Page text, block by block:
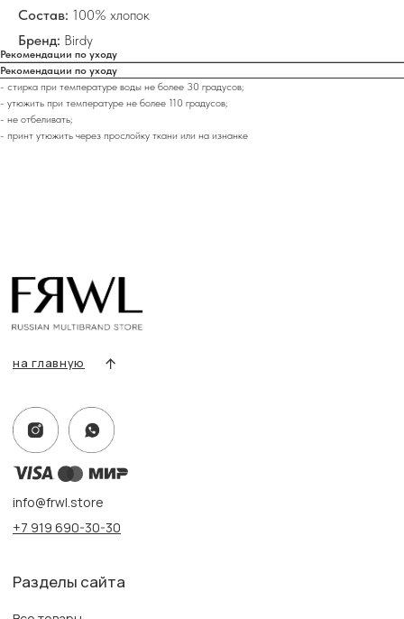
Состав: 100% хлопок
Бренд: Birdy
Рекомендации по уходу
Рекомендации по уходу
- стирка при температуре воды не более 30 градусов;
- утюжить при температуре не более 110 градусов;
- не отбеливать;
- принт утюжить через прослойку ткани или на изнанке
Разделы сайта
Контакты, реквизиты
Информация
Политика конфиденциальности
Публичная оферта
Адрес:
г. Казань, ул. Проспект Победы, 141 ТЦ МЕГА
info@frwl.store
+7 919 690-30-30